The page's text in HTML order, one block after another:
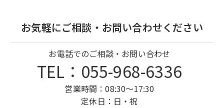
ジ
送
り
お気軽にご相談・お問い合わせください
お電話でのご相談・お問い合わせ
TEL：055-968-6336
営業時間：08:30～17:30
定休日：日・祝